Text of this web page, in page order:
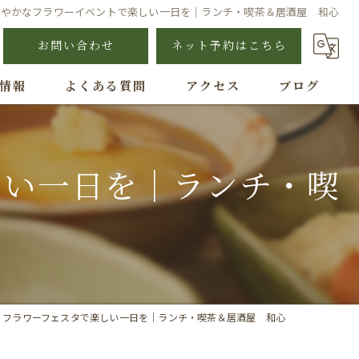
かなフラワーイベントで楽しい一日を｜ランチ・喫茶＆居酒屋 和心
お問い合わせ ネット予約はこちら
報 よくある質問 アクセス ブログ
一日を｜ランチ・喫
ラワーフェスタで楽しい一日を｜ランチ・喫茶＆居酒屋 和心